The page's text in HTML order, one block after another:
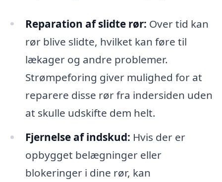
Reparation af slidte rør: Over tid kan
rør blive slidte, hvilket kan føre til
lækager og andre problemer.
Strømpeforing giver mulighed for at
reparere disse rør fra indersiden uden
at skulle udskifte dem helt.
Fjernelse af indskud: Hvis der er
opbygget belægninger eller
blokeringer i dine rør, kan